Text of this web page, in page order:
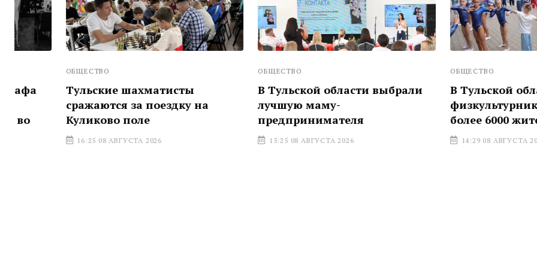
Тульские шахматисты
сражаются за поездку на
Куликово поле
16:25 08 АВГУСТА 2026
В Тульской области выбрали
лучшую маму-
предпринимателя
15:25 08 АВГУСТА 2026
В Тульской области
физкультурника
более 6000 жителей
14:29 08 АВГУСТА 2026